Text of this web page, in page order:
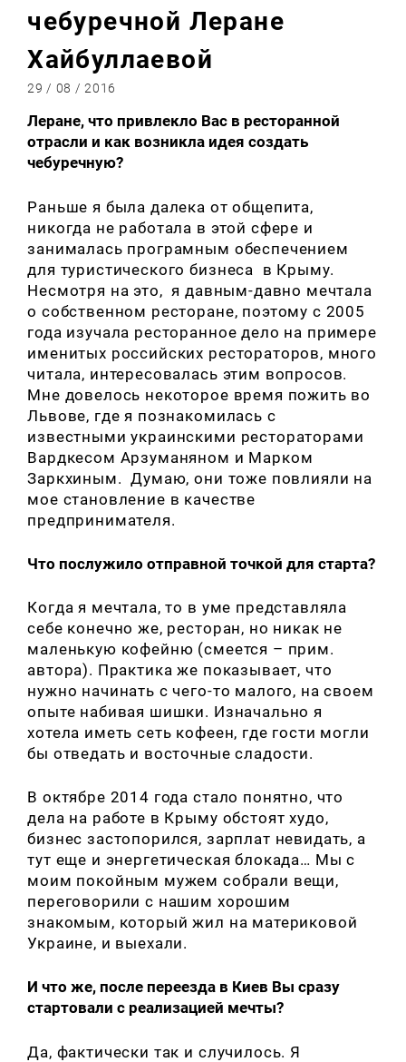
чебуречной Леране
Хайбуллаевой
29 / 08 / 2016
Леране, что привлекло Вас в ресторанной
отрасли и как возникла идея создать
чебуречную?
Раньше я была далека от общепита,
никогда не работала в этой сфере и
занималась програмным обеспечением
для туристического бизнеса в Крыму.
Несмотря на это, я давным-давно мечтала
о собственном ресторане, поэтому с 2005
года изучала ресторанное дело на примере
именитых российских рестораторов, много
читала, интересовалась этим вопросов.
Мне довелось некоторое время пожить во
Львове, где я познакомилась с
известными украинскими рестораторами
Вардкесом Арзуманяном и Марком
Заркхиным. Думаю, они тоже повлияли на
мое становление в качестве
предпринимателя.
Что послужило отправной точкой для старта?
Когда я мечтала, то в уме представляла
себе конечно же, ресторан, но никак не
маленькую кофейню (смеется – прим.
автора). Практика же показывает, что
нужно начинать с чего-то малого, на своем
опыте набивая шишки. Изначально я
хотела иметь сеть кофеен, где гости могли
бы отведать и восточные сладости.
В октябре 2014 года стало понятно, что
дела на работе в Крыму обстоят худо,
бизнес застопорился, зарплат невидать, а
тут еще и энергетическая блокада… Мы с
моим покойным мужем собрали вещи,
переговорили с нашим хорошим
знакомым, который жил на материковой
Украине, и выехали.
И что же, после переезда в Киев Вы сразу
стартовали с реализацией мечты?
Да, фактически так и случилось. Я